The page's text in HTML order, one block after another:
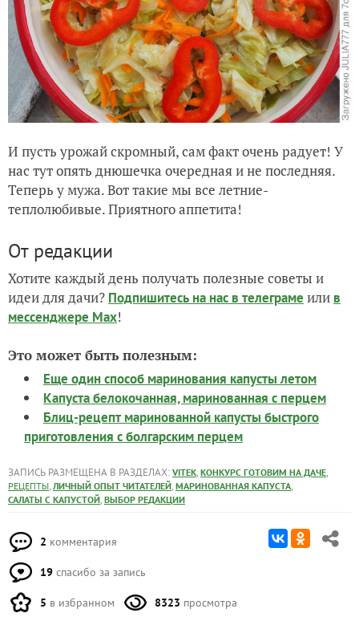
И пусть урожай скромный, сам факт очень радует! У
нас тут опять днюшечка очередная и не последняя.
Теперь у мужа. Вот такие мы все летние-
теплолюбивые. Приятного аппетита!
От редакции
Хотите каждый день получать полезные советы и
идеи для дачи? Подпишитесь на нас в телеграме или в
мессенджере Max!
Это может быть полезным:
Еще один способ маринования капусты летом
Капуста белокочанная, маринованная с перцем
Блиц-рецепт маринованной капусты быстрого
приготовления с болгарским перцем
ЗАПИСЬ РАЗМЕЩЕНА В РАЗДЕЛАХ: VITEK, КОНКУРС ГОТОВИМ НА ДАЧЕ,
РЕЦЕПТЫ, ЛИЧНЫЙ ОПЫТ ЧИТАТЕЛЕЙ, МАРИНОВАННАЯ КАПУСТА,
САЛАТЫ С КАПУСТОЙ, ВЫБОР РЕДАКЦИИ
2 комментария
19 спасибо за запись
5 в избранном 8323 просмотра